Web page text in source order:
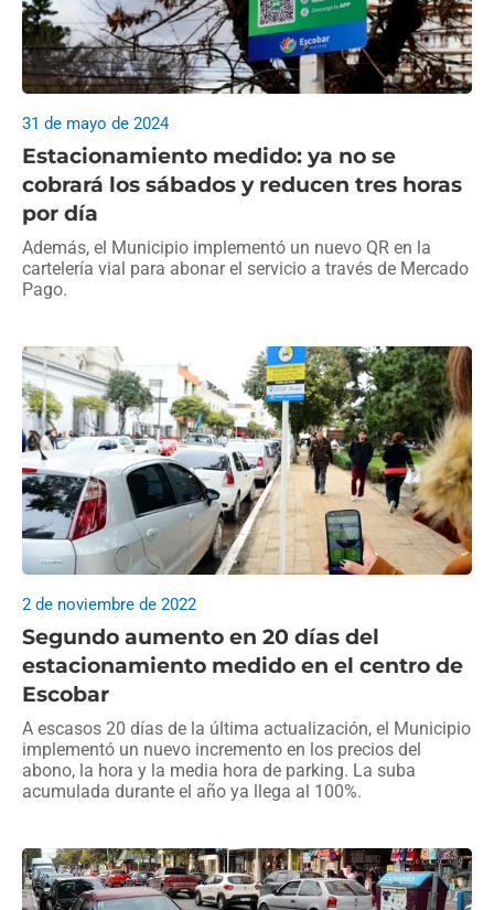
Estacionamiento medido: ya no se
cobrará los sábados y reducen tres horas
por día
31 de mayo de 2024
Además, el Municipio implementó un nuevo QR en la
cartelería vial para abonar el servicio a través de Mercado
Pago.
Segundo aumento en 20 días del
estacionamiento medido en el centro de
Escobar
2 de noviembre de 2022
A escasos 20 días de la última actualización, el Municipio
implementó un nuevo incremento en los precios del
abono, la hora y la media hora de parking. La suba
acumulada durante el año ya llega al 100%.